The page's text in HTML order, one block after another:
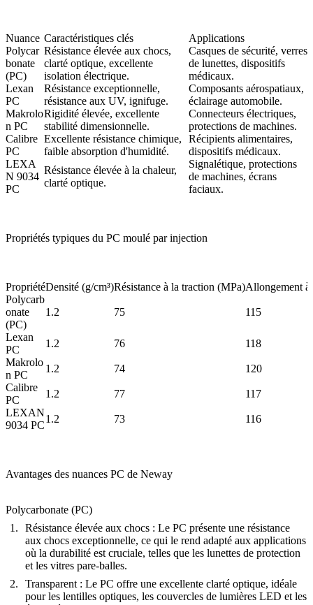
Nuance Caractéristiques clés
Applications
Polycar
bonate
(PC)
Résistance élevée aux chocs,
clarté optique, excellente
isolation électrique.
Casques de sécurité, verres
de lunettes, dispositifs
médicaux.
Lexan
PC
Résistance exceptionnelle,
résistance aux UV, ignifuge.
Composants aérospatiaux,
éclairage automobile.
Makrolo
n PC
Rigidité élevée, excellente
stabilité dimensionnelle.
Connecteurs électriques,
protections de machines.
Calibre
PC
Excellente résistance chimique,
faible absorption d'humidité.
Récipients alimentaires,
dispositifs médicaux.
LEXA
N 9034
PC
Résistance élevée à la chaleur,
clarté optique.
Signalétique, protections
de machines, écrans
faciaux.
Propriétés typiques du PC moulé par injection
PropriétéDensité (g/cm³)Résistance à la traction (MPa)Allongement
Polycarb
onate
(PC)
1.2 75 115
Lexan
PC
1.2 76
118
Makrolo
n PC
1.2 74
120
Calibre
PC
1.2 77
117
LEXAN
9034 PC
1.2 73 116
Avantages des nuances PC de Neway
Polycarbonate (PC)
Résistance élevée aux chocs : Le PC présente une résistance
aux chocs exceptionnelle, ce qui le rend adapté aux applications
où la durabilité est cruciale, telles que les lunettes de protection
et les vitres pare-balles.
Transparent: Le PC offre une excellente clarté optique, idéale
pour les lentilles optiques, les couvercles de lumières LED et les